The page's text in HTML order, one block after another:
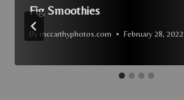
Fig Smoothies
By mccarthyphotos.com February 28, 2022